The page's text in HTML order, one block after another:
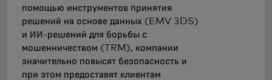
помощью инструментов принятия
решений на основе данных (EMV 3DS)
и ИИ-решений для борьбы с
мошенничеством (TRM), компании
значительно повысят безопасность и
при этом предоставят клиентам